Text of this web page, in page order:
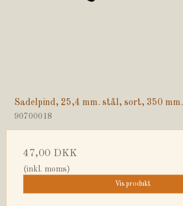
Sadelpind, 25,4 mm. stål, sort, 350 mm.
90700018
47,00 DKK
(inkl. moms)
Vis produkt